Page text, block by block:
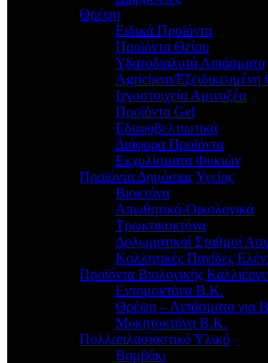
Θρέψη
Ειδικά Προϊόντα
Προϊόντα Θείου
Υδατοδιαλυτά Λιπάσματα
Agrichem/
Ιχνοστοιχεία Αμινοξέα
Προϊόντα Gel
Εδαφοβελτιωτικά
Διάφορα Προϊόντα
Εκχυλίσματα Φυκιών
Προϊόντα Δημόσιας Υγείας
Βιοκτόνα
Απωθητικά-Οικολογικά
Τρωκτικοκτόνα
Δολωματικοί Σταθμοί
Κολλητικές Παγίδες
Προϊόντα Βιολογικής
Εντομοκτόνα Β.Κ.
Θρέψη – Λιπάσματα για
Μυκητοκτόνα Β.Κ.
Πολλαπλασιαστικό Υλικό
Βαμβάκι